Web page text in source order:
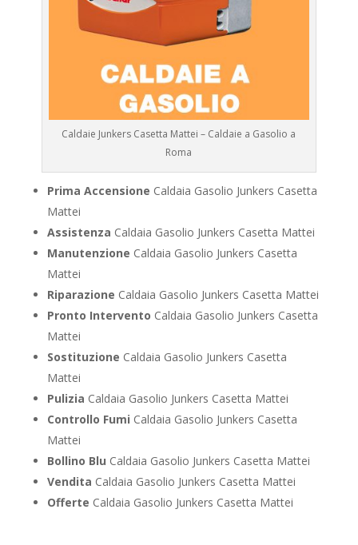
Caldaie Junkers Casetta Mattei – Caldaie a Gasolio a
Roma
Prima Accensione Caldaia Gasolio Junkers Casetta
Mattei
Assistenza Caldaia Gasolio Junkers Casetta Mattei
Manutenzione Caldaia Gasolio Junkers Casetta
Mattei
Riparazione Caldaia Gasolio Junkers Casetta Mattei
Pronto Intervento Caldaia Gasolio Junkers Casetta
Mattei
Sostituzione Caldaia Gasolio Junkers Casetta
Mattei
Pulizia Caldaia Gasolio Junkers Casetta Mattei
Controllo Fumi Caldaia Gasolio Junkers Casetta
Mattei
Bollino Blu Caldaia Gasolio Junkers Casetta Mattei
Vendita Caldaia Gasolio Junkers Casetta Mattei
Offerte Caldaia Gasolio Junkers Casetta Mattei